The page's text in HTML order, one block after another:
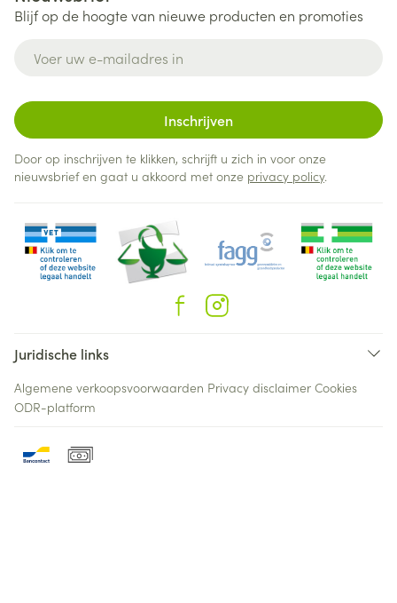
Blijf op de hoogte van nieuwe producten en promoties
Inschrijven
Door op inschrijven te klikken, schrijft u zich in voor onze
nieuwsbrief en gaat u akkoord met onze privacy policy.
Juridische links
Algemene verkoopsvoorwaarden Privacy disclaimer Cookies
ODR-platform